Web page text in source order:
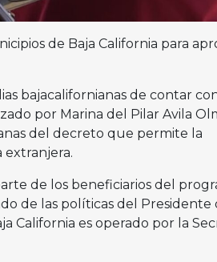
de Baja California para
bajacalifornianas de contar
por Marina del Pilar Avila
del decreto que permite la
extranjera.
de los beneficiarios del
de las políticas del Presidente
California es operado por la